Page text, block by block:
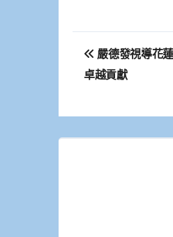
文
章
覽
嚴德發視導花
卓越貢獻